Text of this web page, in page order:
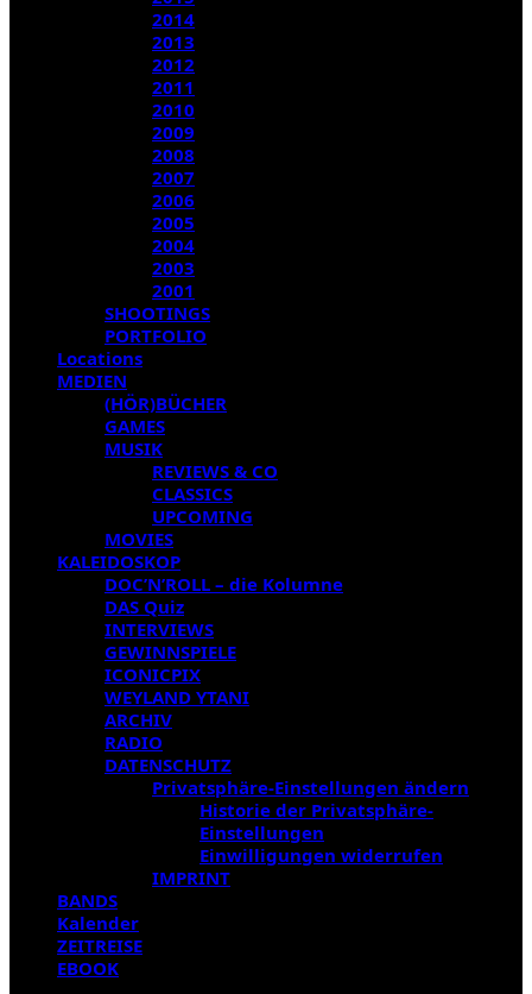
2014
2013
2012
2011
2010
2009
2008
2007
2006
2005
2004
2003
2001
SHOOTINGS
PORTFOLIO
Locations
MEDIEN
(HÖR)BÜCHER
GAMES
MUSIK
REVIEWS & CO
CLASSICS
UPCOMING
MOVIES
KALEIDOSKOP
DOC’N’ROLL – die Kolumne
DAS Quiz
INTERVIEWS
GEWINNSPIELE
ICONICPIX
WEYLAND YTANI
ARCHIV
RADIO
DATENSCHUTZ
Privatsphäre-Einstellungen ändern
Historie der Privatsphäre-
Einstellungen
Einwilligungen widerrufen
IMPRINT
BANDS
Kalender
ZEITREISE
EBOOK